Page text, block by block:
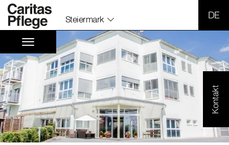
Steiermark
Kontakt